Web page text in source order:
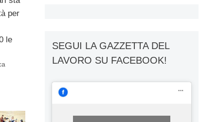
per
le
SEGUI LA GAZZETTA DEL
LAVORO SU FACEBOOK!